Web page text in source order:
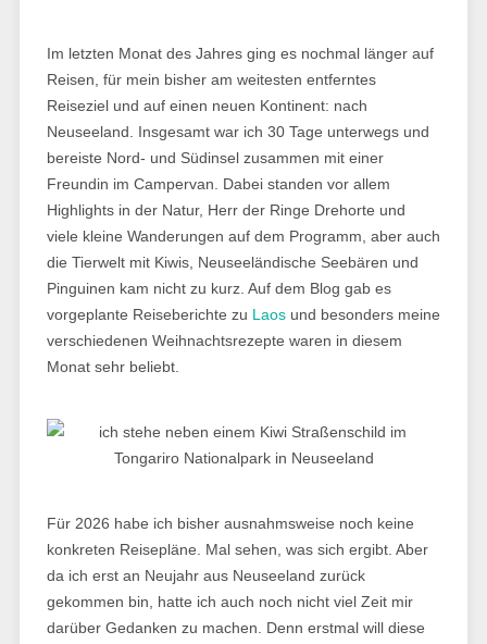
Im letzten Monat des Jahres ging es nochmal länger auf
Reisen, für mein bisher am weitesten entferntes
Reiseziel und auf einen neuen Kontinent: nach
Neuseeland. Insgesamt war ich 30 Tage unterwegs und
bereiste Nord- und Südinsel zusammen mit einer
Freundin im Campervan. Dabei standen vor allem
Highlights in der Natur, Herr der Ringe Drehorte und
viele kleine Wanderungen auf dem Programm, aber auch
die Tierwelt mit Kiwis, Neuseeländische Seebären und
Pinguinen kam nicht zu kurz. Auf dem Blog gab es
vorgeplante Reiseberichte zu Laosund besonders meine
verschiedenen Weihnachtsrezepte waren in diesem
Monat sehr beliebt.
Für 2026 habe ich bisher ausnahmsweise noch keine
konkreten Reisepläne. Mal sehen, was sich ergibt. Aber
da ich erst an Neujahr aus Neuseeland zurück
gekommen bin, hatte ich auch noch nicht viel Zeit mir
darüber Gedanken zu machen. Denn erstmal will diese